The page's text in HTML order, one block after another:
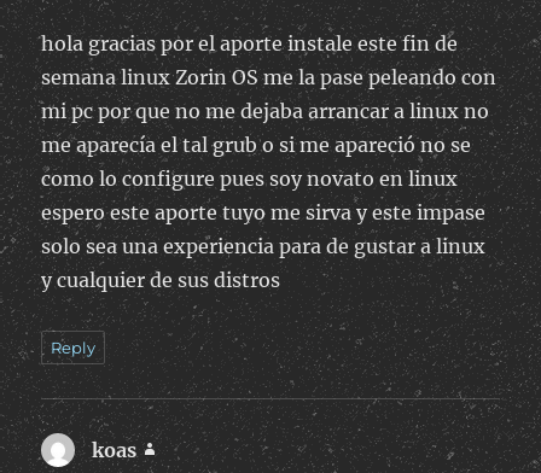
hola gracias por el aporte instale este fin de
semana linux Zorin OS me la pase peleando con
mi pc por que no me dejaba arrancar a linux no
me aparecía el tal grub o si me apareció no se
como lo configure pues soy novato en linux
espero este aporte tuyo me sirva y este impase
solo sea una experiencia para de gustar a linux
y cualquier de sus distros
Reply
koas says: